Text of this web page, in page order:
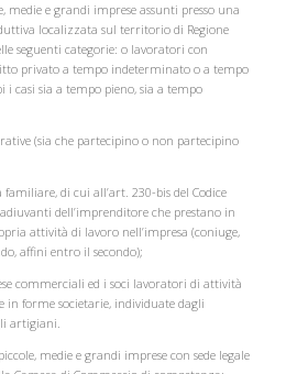
medie e grandi imprese assunti presso una
localizzata sul territorio di Regione
seguenti categorie: o lavoratori con
privato a tempo indeterminato o a tempo
casi sia a tempo pieno, sia a tempo
(sia che partecipino o non partecipino
familiare, di cui all’art. 230-bis del Codice
dell’imprenditore che prestano in
attività di lavoro nell’impresa (coniuge,
affini entro il secondo);
commerciali ed i soci lavoratori di attività
in forme societarie, individuate dagli
artigiani.
medie e grandi imprese con sede legale